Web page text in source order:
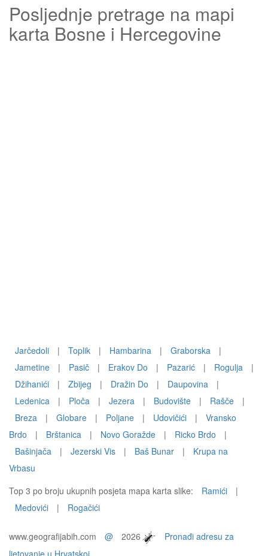
Posljednje pretrage na mapi
karta Bosne i Hercegovine
Jarčedoli | Toplik | Hambarina | Graborska
|
Jametine
| Pasič | Erakov Do | Pazarić | Rogulja
|
Džihanići
| Zbijeg | Dražin Do | Daupovina
|
Ledenica
| Ploča | Jezera | Budovište | Rašče
|
Breza
| Globare | Poljane | Udovičići |
Vransko
Brdo
| Brštanica | Novo Goražde | Ricko Brdo
|
Bašinjača
| Jezerski Vis | Baš Bunar |
Krupa na
Vrbasu
Top 3 po broju ukupnih posjeta mapa karta slike:
Ramići
|
Medovići
| Rogačići
www.geografijabih.com @ 2026
Pronađi adresu za